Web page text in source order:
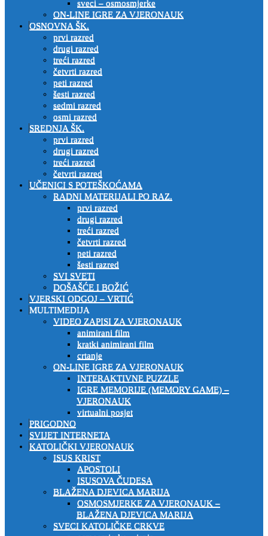
sveci – osmosmjerke
ON-LINE IGRE ZA VJERONAUK
OSNOVNA ŠK.
prvi razred
drugi razred
treći razred
četvrti razred
peti razred
šesti razred
sedmi razred
osmi razred
SREDNJA ŠK.
prvi razred
drugi razred
treći razred
četvrti razred
UČENICI S POTEŠKOĆAMA
RADNI MATERIJALI PO RAZ.
prvi razred
drugi razred
treći razred
četvrti razred
peti razred
šesti razred
SVI SVETI
DOŠAŠĆE I BOŽIĆ
VJERSKI ODGOJ – VRTIĆ
MULTIMEDIJA
VIDEO ZAPISI ZA VJERONAUK
animirani film
kratki animirani film
crtanje
ON-LINE IGRE ZA VJERONAUK
INTERAKTIVNE PUZZLE
IGRE MEMORIJE (MEMORY GAME) –
VJERONAUK
virtualni posjet
PRIGODNO
SVIJET INTERNETA
KATOLIČKI VJERONAUK
ISUS KRIST
APOSTOLI
ISUSOVA ČUDESA
BLAŽENA DJEVICA MARIJA
OSMOSMJERKE ZA VJERONAUK –
BLAŽENA DJEVICA MARIJA
SVECI KATOLIČKE CRKVE